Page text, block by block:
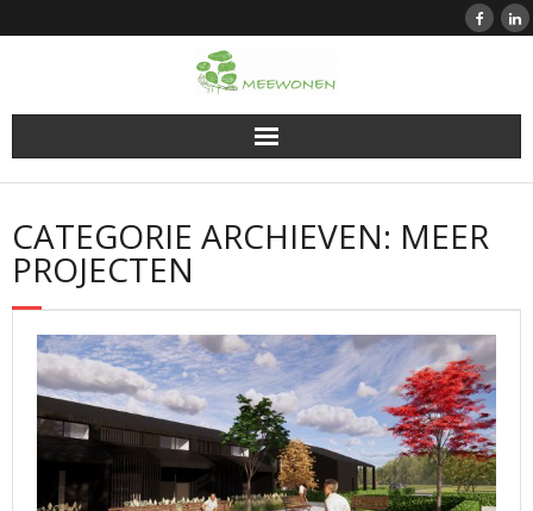
naar
CATEGORIE ARCHIEVEN: MEER
PROJECTEN